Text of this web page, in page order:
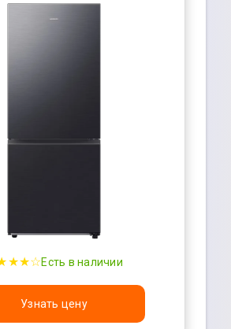
Есть в наличии
Узнать цену